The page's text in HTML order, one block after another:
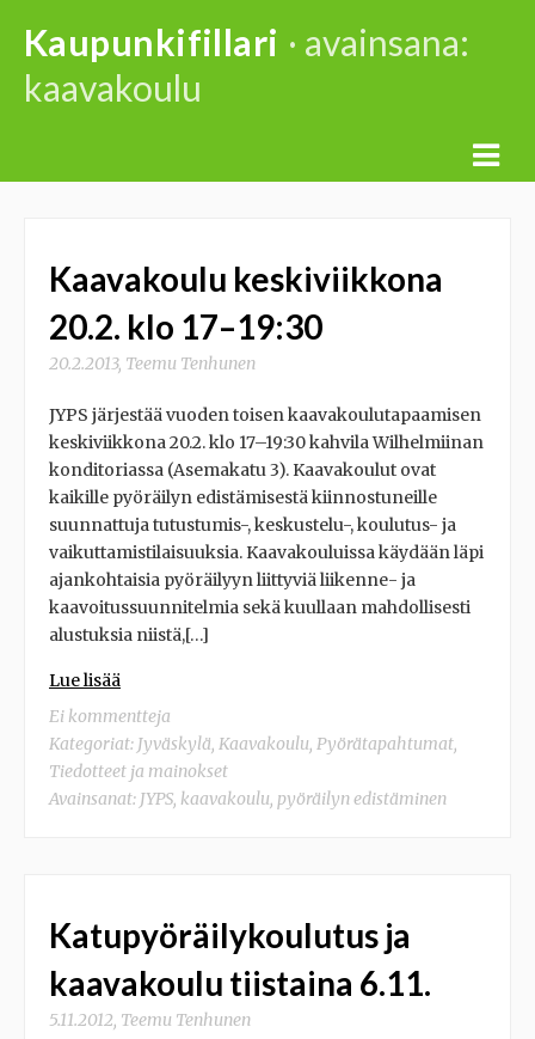
content
Kaupunkifillari · avainsana:
kaavakoulu
Kaavakoulu keskiviikkona
20.2. klo 17–19:30
20.2.2013, Teemu Tenhunen
JYPS järjestää vuoden toisen kaavakoulutapaamisen
keskiviikkona 20.2. klo 17–19:30 kahvila Wilhelmiinan
konditoriassa (Asemakatu 3). Kaavakoulut ovat
kaikille pyöräilyn edistämisestä kiinnostuneille
suunnattuja tutustumis-, keskustelu-, koulutus- ja
vaikuttamistilaisuuksia. Kaavakouluissa käydään läpi
ajankohtaisia pyöräilyyn liittyviä liikenne- ja
kaavoitussuunnitelmia sekä kuullaan mahdollisesti
alustuksia niistä,[…]
Lue lisää
Ei kommentteja
Kategoriat: Jyväskylä, Kaavakoulu, Pyörätapahtumat,
Tiedotteet ja mainokset
Avainsanat: JYPS, kaavakoulu, pyöräilyn edistäminen
Katupyöräilykoulutus ja
kaavakoulu tiistaina 6.11.
5.11.2012, Teemu Tenhunen